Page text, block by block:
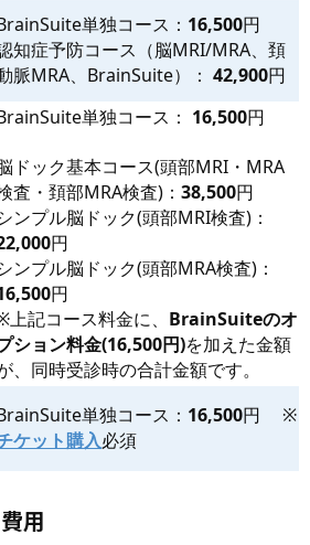
単独コース： 16,500円
知症予防コース（脳MRI/MRA、頚
脈MRA、BrainSuite）： 42,900円
単独コース： 16,500円
ドック基本コース(頭部MRI・MRA
査・頚部MRA検査)： 38,500円
ンプル脳ドック(頭部MRI検査)：
円
ンプル脳ドック(頭部MRA検査)：
円
上記コース料金に、 BrainSuiteのオ
ション料金(16,500円)を加えた金額
、同時受診時の合計金額です。
単独コース： 16,500円 ※
ケット購入必須
用